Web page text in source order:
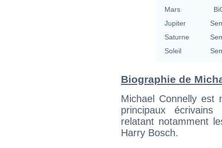
Mars
Jupiter
Saturne
Soleil
Biographie de
Michael Connelly
principaux
relatant notamment
Harry Bosch.